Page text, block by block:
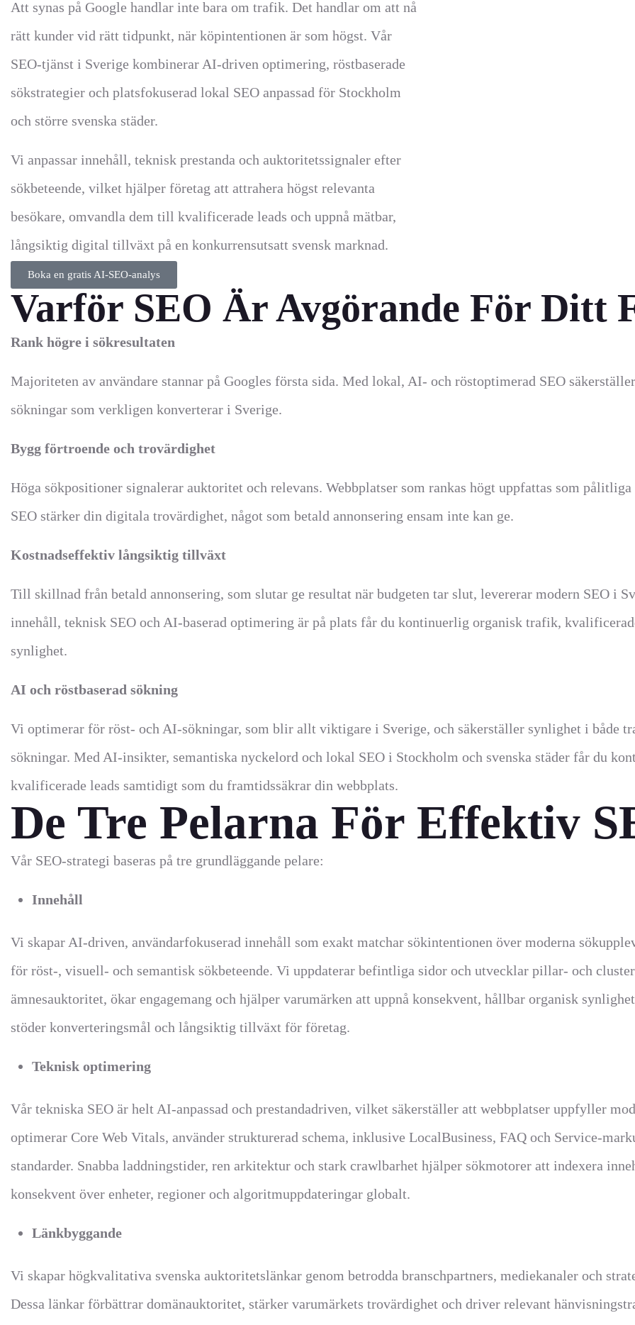
Att synas på Google handlar inte bara om trafik. Det handlar om att nå
rätt kunder vid rätt tidpunkt, när köpintentionen är som högst. Vår
SEO-tjänst i Sverige kombinerar AI-driven optimering, röstbaserade
sökstrategier och platsfokuserad lokal SEO anpassad för Stockholm
och större svenska städer.
Vi anpassar innehåll, teknisk prestanda och auktoritetssignaler efter
sökbeteende, vilket hjälper företag att attrahera högst relevanta
besökare, omvandla dem till kvalificerade leads och uppnå mätbar,
långsiktig digital tillväxt på en konkurrensutsatt svensk marknad.
Boka en gratis AI-SEO-analys
Varför SEO Är Avgörande För Ditt
Rank högre i sökresultaten
Majoriteten av användare stannar på Googles första sida. Med lokal, AI- och röstoptimerad SEO
sökningar som verkligen konverterar i Sverige.
Bygg förtroende och trovärdighet
Höga sökpositioner signalerar auktoritet och relevans. Webbplatser som rankas högt uppfattas som pålitliga
SEO stärker din digitala trovärdighet, något som betald annonsering ensam inte kan ge.
Kostnadseffektiv långsiktig tillväxt
Till skillnad från betald annonsering, som slutar ge resultat när budgeten tar slut, levererar modern SEO i
innehåll, teknisk SEO och AI-baserad optimering är på plats får du kontinuerlig organisk trafik,
synlighet.
AI och röstbaserad sökning
Vi optimerar för röst- och AI-sökningar, som blir allt viktigare i Sverige, och säkerställer synlighet i både
sökningar. Med AI-insikter, semantiska nyckelord och lokal SEO i Stockholm och svenska städer får du
kvalificerade leads samtidigt som du framtidssäkrar din webbplats.
De Tre Pelarna För Effektiv
Vår SEO-strategi baseras på tre grundläggande pelare:
Innehåll
Vi skapar AI-driven, användarfokuserad innehåll som exakt matchar sökintentionen över moderna
för röst-, visuell- och semantisk sökbeteende. Vi uppdaterar befintliga sidor och utvecklar pillar- och
ämnesauktoritet, ökar engagemang och hjälper varumärken att uppnå konsekvent, hållbar organisk
stöder konverteringsmål och långsiktig tillväxt för företag.
Teknisk optimering
Vår tekniska SEO är helt AI-anpassad och prestandadriven, vilket säkerställer att webbplatser uppfyller
optimerar Core Web Vitals, använder strukturerad schema, inklusive LocalBusiness, FAQ och Service-
standarder. Snabba laddningstider, ren arkitektur och stark crawlbarhet hjälper sökmotorer att indexera
konsekvent över enheter, regioner och algoritmuppdateringar globalt.
Länkbyggande
Vi skapar högkvalitativa svenska auktoritetslänkar genom betrodda branschpartners, mediekanaler och
Dessa länkar förbättrar domänauktoritet, stärker varumärkets trovärdighet och driver relevant